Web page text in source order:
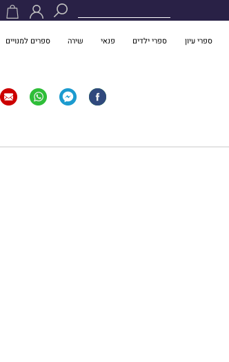
ספרי עיון ספרי ילדים פנאי שירה ספרים למנויים